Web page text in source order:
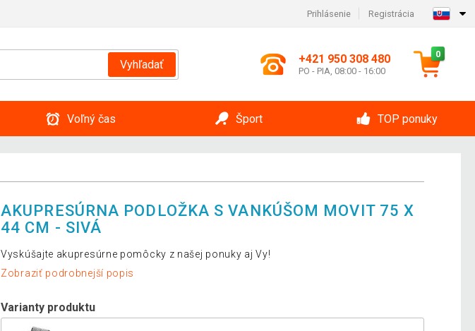
Prihlásenie Registrácia
Vyhľadať +421 950 308 480
PO - PIA, 08:00 - 16:00
0
Voľný čas Šport TOP ponuky
AKUPRESÚRNA PODLOŽKA S VANKÚŠOM MOVIT 75 X
44 CM - SIVÁ
Vyskúšajte akupresúrne pomôcky z našej ponuky aj Vy!
Zobraziť podrobnejší popis
Varianty produktu